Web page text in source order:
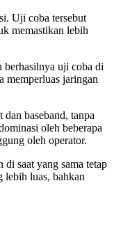
Uji coba tersebut
memastikan lebih
berhasilnya uji coba di
memperluas jaringan
baseband, tanpa
oleh beberapa
oleh operator.
saat yang sama tetap
lebih luas, bahkan